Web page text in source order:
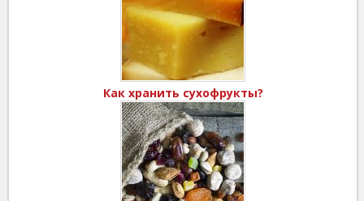
Как хранить сухофрукты?